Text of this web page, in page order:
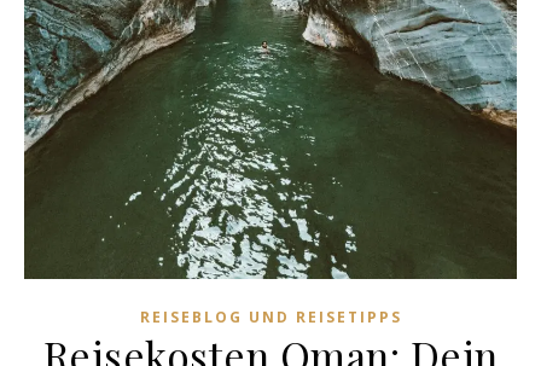
REISEBLOG UND REISETIPPS
Reisekosten Oman: Dein